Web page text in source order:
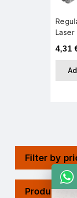
Laser
4,31
Filter by
Product